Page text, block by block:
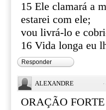
15 Ele clamará a
estarei com ele;
vou livrá-lo e
16 Vida longa eu
Responder
ALEXANDRE ·
ORAÇÃO